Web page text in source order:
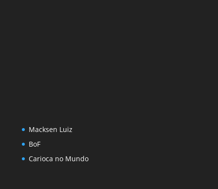
Macksen Luiz
BoF
Carioca no Mundo